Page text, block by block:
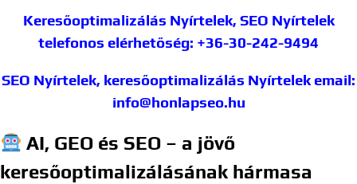
Keresőoptimalizálás Nyírtelek, SEO Nyírtelek
telefonos elérhetőség: +36-30-242-9494
SEO Nyírtelek, keresőoptimalizálás Nyírtelek email:
info@honlapseo.hu
AI, GEO és SEO – a jövő
keresőoptimalizálásának hármasa